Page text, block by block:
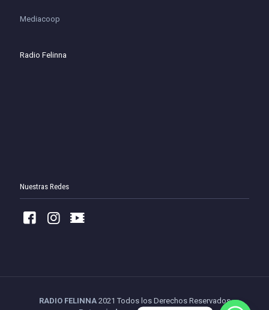
Mediacoop
Radio Felinna
Nuestras Redes
RADIO FELINNA 2021 Todos los Derechos Reservados